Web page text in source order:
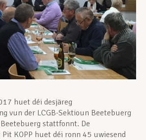
huet déi desjäreg
vun der LCGB-Sektioun Beetebuerg
stattfonnt. De
KOPP huet déi ronn 45 uwiesend